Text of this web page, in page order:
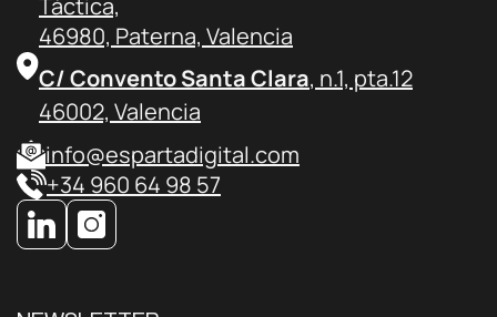
Táctica,
46980, Paterna, Valencia
C/ Convento Santa Clara, n.1, pta.12
46002, Valencia
info@espartadigital.com
+34 960 64 98 57